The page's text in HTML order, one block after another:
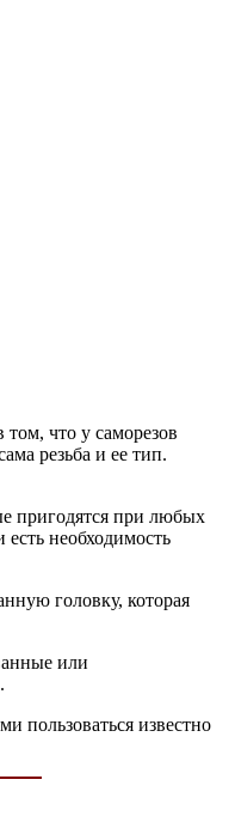
что у саморезов
резьба и ее тип.
пригодятся при любых
необходимость
головку, которая
или
пользоваться известно